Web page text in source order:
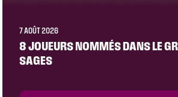
7 AOÛT 2026
8 JOUEURS NOMMÉS DANS LE
SAGES